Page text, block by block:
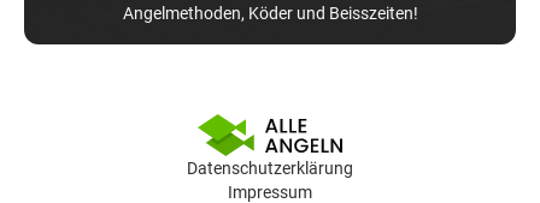
Angelmethoden, Köder und Beisszeiten!
Datenschutzerklärung
Impressum